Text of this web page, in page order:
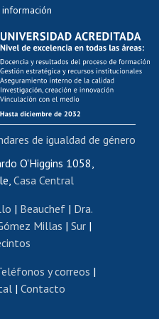
docente
al AUCAI
os
de capacitación
personal
interna
de renta
honorarios
blancas
os
de títulos
Movilidad Estudiantil
O'Higgins 1058,
Casa Central
| Beauchef| Dra.
Millas | Sur |
y correos |
| Contacto
de igualdad de género